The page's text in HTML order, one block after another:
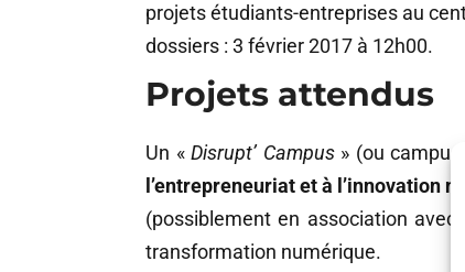
projets étudiants-entreprises au
dossiers : 3 février 2017 à 12h00.
Projets attendus
Un «Disrupt’ Campus» (ou campus
l’entrepreneuriat et à l’innovation
(possiblement en association
transformation numérique.